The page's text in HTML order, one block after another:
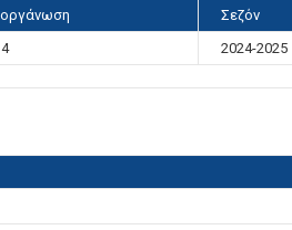
Σεζόν
2024-2025